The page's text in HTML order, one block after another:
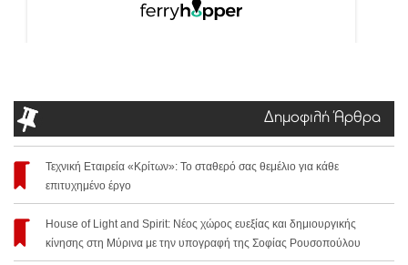
Δημοφιλή Άρθρα
Τεχνική Εταιρεία «Κρίτων»: Το σταθερό σας θεμέλιο για κάθε
επιτυχημένο έργο
House of Light and Spirit: Νέος χώρος ευεξίας και δημιουργικής
κίνησης στη Μύρινα με την υπογραφή της Σοφίας Ρουσοπούλου